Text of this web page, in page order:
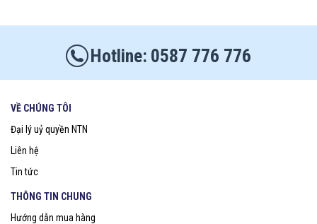
0587 776 776
VỀ CHÚNG TÔI
Đại lý uỷ quyền NTN
Liên hệ
Tin tức
THÔNG TIN CHUNG
Hướng dẫn mua hàng